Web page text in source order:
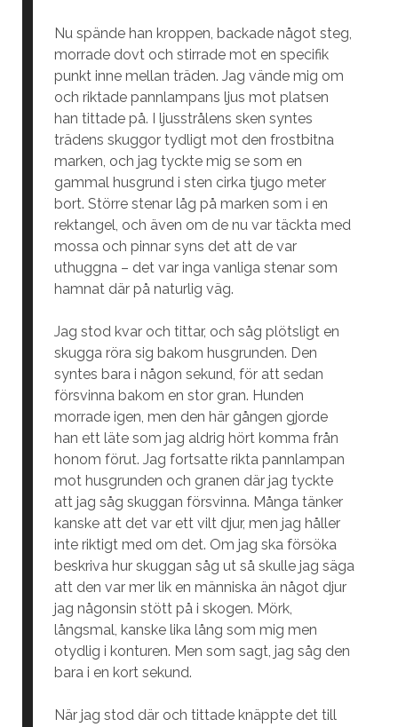
Nu spände han kroppen, backade något steg,
morrade dovt och stirrade mot en specifik
punkt inne mellan träden. Jag vände mig om
och riktade pannlampans ljus mot platsen
han tittade på. I ljusstrålens sken syntes
trädens skuggor tydligt mot den frostbitna
marken, och jag tyckte mig se som en
gammal husgrund i sten cirka tjugo meter
bort. Större stenar låg på marken som i en
rektangel, och även om de nu var täckta med
mossa och pinnar syns det att de var
uthuggna – det var inga vanliga stenar som
hamnat där på naturlig väg.
Jag stod kvar och tittar, och såg plötsligt en
skugga röra sig bakom husgrunden. Den
syntes bara i någon sekund, för att sedan
försvinna bakom en stor gran. Hunden
morrade igen, men den här gången gjorde
han ett läte som jag aldrig hört komma från
honom förut. Jag fortsatte rikta pannlampan
mot husgrunden och granen där jag tyckte
att jag såg skuggan försvinna. Många tänker
kanske att det var ett vilt djur, men jag håller
inte riktigt med om det. Om jag ska försöka
beskriva hur skuggan såg ut så skulle jag säga
att den var mer lik en människa än något djur
jag någonsin stött på i skogen. Mörk,
långsmal, kanske lika lång som mig men
otydlig i konturen. Men som sagt, jag såg den
bara i en kort sekund.
När jag stod där och tittade knäppte det till